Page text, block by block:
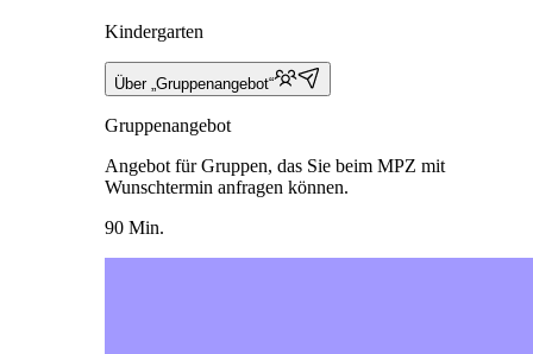
Kindergarten
Über „Gruppenangebot“
Gruppenangebot
Angebot für Gruppen, das Sie beim MPZ mit
Wunschtermin anfragen können.
90 Min.